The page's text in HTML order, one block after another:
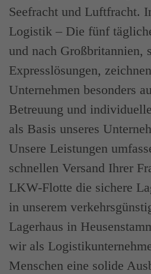
Seefracht und Luftfracht.
Logistik – Die fünf
und nach Großbritannien,
Expresslösungen,
Unternehmen besonders
Betreuung und
als Basis unseres
Unsere Leistungen
schnellen Versand Ihrer
LKW-Flotte die sichere
in unserem
Lagerhaus in
wir als
Menschen eine solide